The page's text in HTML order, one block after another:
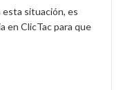
situación, es
en ClicTac para que